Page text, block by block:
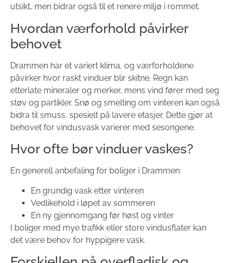
utsikt, men bidrar også til et renere miljø i rommet.
Hvordan værforhold påvirker
behovet
Drammen har et variert klima, og værforholdene
påvirker hvor raskt vinduer blir skitne. Regn kan
etterlate mineraler og merker, mens vind fører med seg
støv og partikler. Snø og smelting om vinteren kan også
bidra til smuss, spesielt på lavere etasjer. Dette gjør at
behovet for vindusvask varierer med sesongene.
Hvor ofte bør vinduer vaskes?
En generell anbefaling for boliger i Drammen:
En grundig vask etter vinteren
Vedlikehold i løpet av sommeren
En ny gjennomgang før høst og vinter
I boliger med mye trafikk eller store vindusflater kan
det være behov for hyppigere vask.